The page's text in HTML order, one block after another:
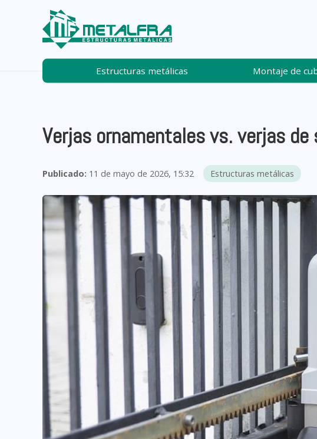
Estructuras metálicas Montaje de
Verjas ornamentales vs. verjas
Publicado: 11 de mayo de 2026, 15:32 Estructuras metálicas